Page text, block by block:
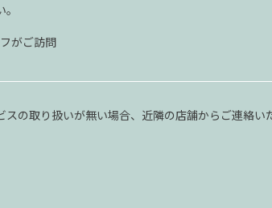
がご訪問
の取り扱いが無い場合、近隣の店舗からご連絡い